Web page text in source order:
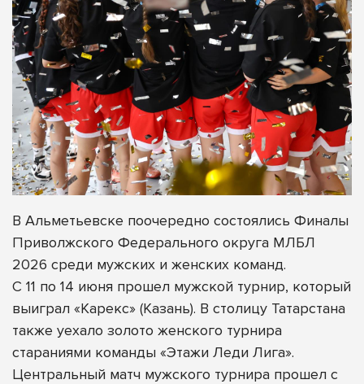
В Альметьевске поочередно состоялись Финалы
Приволжского Федерального округа МЛБЛ
2026 среди мужских и женских команд.
С 11 по 14 июня прошел мужской турнир, который
выиграл «Карекс» (Казань). В столицу Татарстана
также уехало золото женского турнира
стараниями команды «Этажи Леди Лига».
Центральный матч мужского турнира прошел с